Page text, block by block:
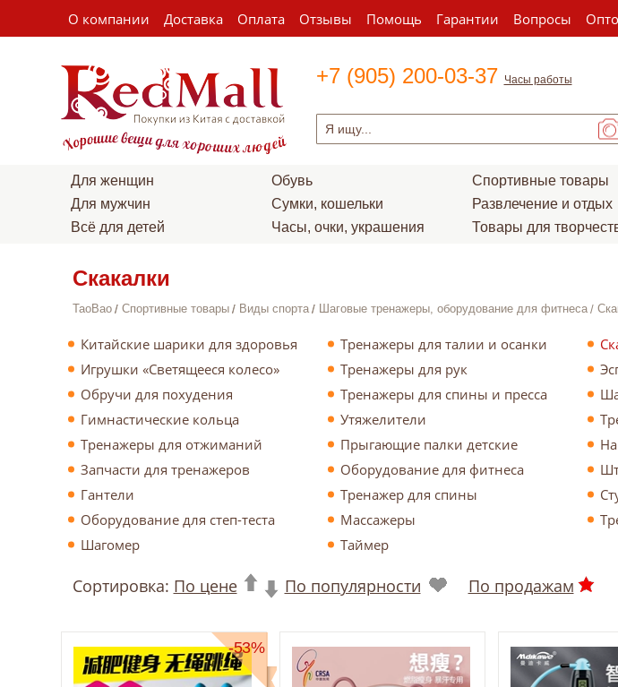
О компании Доставка Оплата Отзывы Помощь Гарантии Вопросы
+7 (905) 200-03-37 Часы работы
Для женщин
Для мужчин
Всё для детей
Обувь
Сумки, кошельки
Часы, очки, украшения
Спортивные товары
Развлечение и отдых
Товары для
Скакалки
TaoBao Спортивные товары Виды спорта Шаговые тренажеры, оборудование для фитнеса
Китайские шарики для здоровья Тренажеры для талии и осанки
Игрушки «Светящееся колесо»
Тренажеры для рук
Обручи для похудения
Тренажеры для спины и пресса
Гимнастические кольца
Утяжелители
Тренажеры для отжиманий
Прыгающие палки детские
Запчасти для тренажеров
Оборудование для фитнеса
Гантели
Тренажер для спины
Оборудование для степ-теста
Массажеры
Шагомер
Таймер
Сортировка: По цене По популярности По продажам
-53%